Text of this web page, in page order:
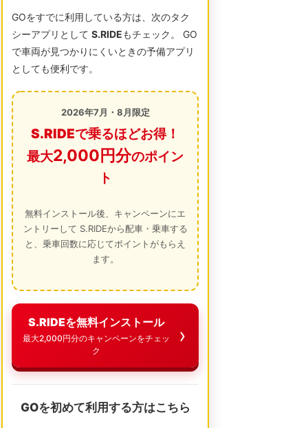
GOをすでに利用している方は、次のタク
シーアプリとしてS.RIDEもチェック。 GO
で車両が見つかりにくいときの予備アプリ
としても便利です。
2026年7月・8月限定
S.RIDEで乗るほどお得！
最大2,000円分のポイン
ト
無料インストール後、キャンペーンにエ
ントリーして S.RIDEから配車・乗車する
と、乗車回数に応じてポイントがもらえ
ます。
S.RIDEを無料インストール
最大2,000円分のキャンペーンをチェッ
ク
GOを初めて利用する方はこちら